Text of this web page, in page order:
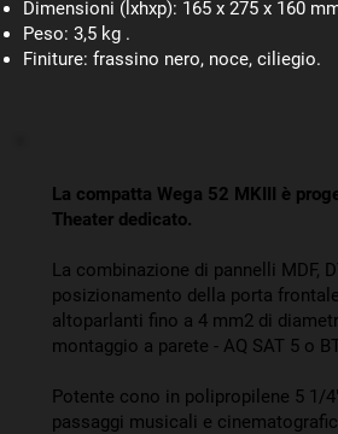
Dimensioni (lxhxp): 165 x 275 x 160
Peso: 3,5 kg .
Finiture: frassino nero, noce, ciliegio.
La compatta Wega 52 MKIII è
Theater dedicato.
La combinazione di pannelli MDF,
posizionamento della porta
altoparlanti fino a 4 mm2 di
montaggio a parete - AQ SAT 5 o
Potente cono in polipropilene 5 1/
passaggi musicali e